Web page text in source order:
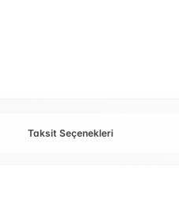
Taksit Seçenekleri